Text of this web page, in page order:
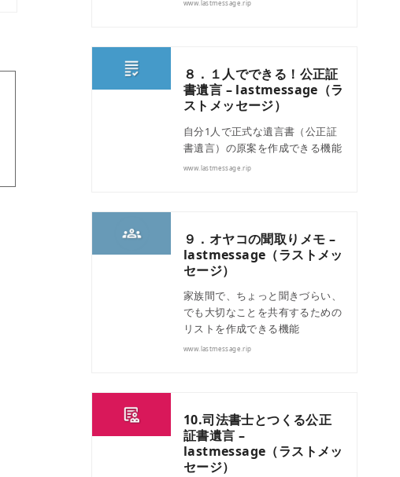
www.lastmessage.rip
８．１人でできる！公正証
書遺言 – lastmessage（ラ
ストメッセージ）
自分1人で正式な遺言書（公正証
書遺言）の原案を作成できる機能
www.lastmessage.rip
９．オヤコの聞取りメモ –
lastmessage（ラストメッ
セージ）
家族間で、ちょっと聞きづらい、
でも大切なことを共有するための
リストを作成できる機能
www.lastmessage.rip
10.司法書士とつくる公正
証書遺言 –
lastmessage（ラストメッ
セージ）